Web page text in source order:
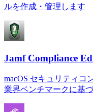
ルを作成・管理します
Jamf Compliance
macOS セキュリティコ
業界ベンチマークに基